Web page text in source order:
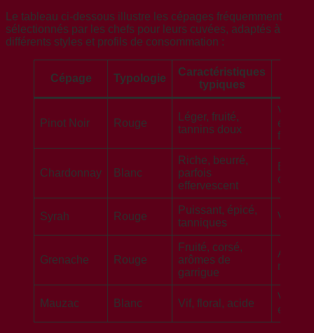
Le tableau ci-dessous illustre les cépages fréquemment
sélectionnés par les chefs pour leurs cuvées, adaptés à
différents styles et profils de consommation :
Cépage Typologie
Caractéristiques
typiques
Pinot Noir Rouge
Léger, fruité,
tannins doux
Vins
frais
Chardonnay Blanc
Riche, beurré,
parfois
effervescent
Blancs
Syrah Rouge
Puissant, épicé,
tanniques
Vins
Grenache Rouge
Fruité, corsé,
arômes de
garrigue
Mauzac Blanc Vif, floral, acide
Vins